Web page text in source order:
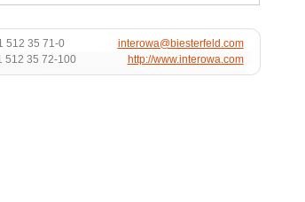
interowa@biesterfeld.com
http://www.interowa.com
512 35 71-0
512 35 72-100